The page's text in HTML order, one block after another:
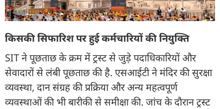
किसकी सिफारिश पर हुई कर्मचारियों की नियुक्ति
SIT ने पूछताछ के क्रम में ट्रस्ट से जुड़े पदाधिकारियों और
सेवादारों से लंबी पूछताछ की है. एसआईटी ने मंदिर की सुरक्षा
व्यवस्था, दान संग्रह की प्रक्रिया और अन्य महत्वपूर्ण
व्यवस्थाओं की भी बारीकी से समीक्षा की. जांच के दौरान ट्रस्ट